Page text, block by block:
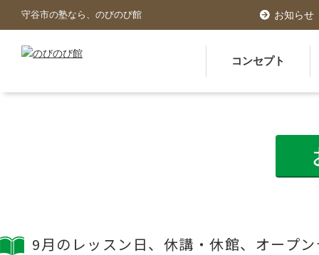
守谷市の塾なら、のびのび館 お知らせ
コンセプト
9月のレッスン日、休講・休館、オープ